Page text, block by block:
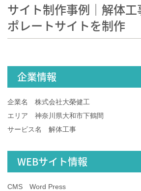
サイト制作事例｜解体
ポレートサイトを制作
企業情報
企業名 株式会社大榮健工
エリア 神奈川県大和市下鶴間
サービス名 解体工事
WEBサイト情報
CMS Word Press